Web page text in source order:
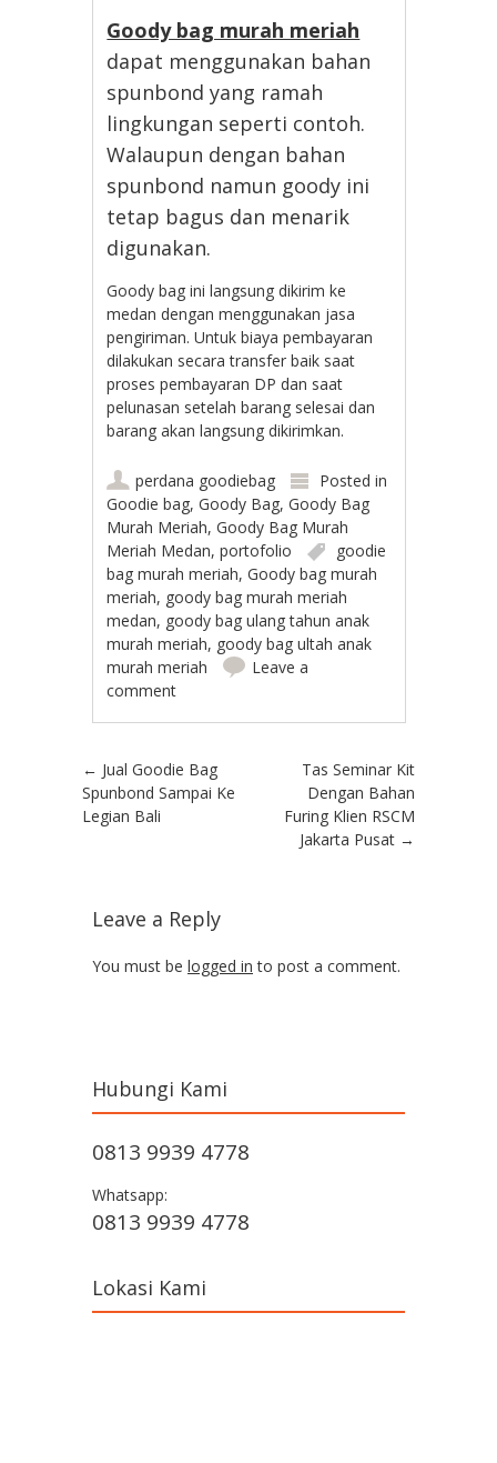
Goody bag murah meriah
dapat menggunakan bahan
spunbond yang ramah
lingkungan seperti contoh.
Walaupun dengan bahan
spunbond namun goody ini
tetap bagus dan menarik
digunakan.
Goody bag ini langsung dikirim ke
medan dengan menggunakan jasa
pengiriman. Untuk biaya pembayaran
dilakukan secara transfer baik saat
proses pembayaran DP dan saat
pelunasan setelah barang selesai dan
barang akan langsung dikirimkan.
perdana goodiebag
Posted in
Goodie bag,Goody Bag,Goody Bag
Murah Meriah,Goody Bag Murah
Meriah Medan,portofolio
goodie
bag murah meriah,Goody bag murah
meriah, goody bag murah meriah
medan, goody bag ulang tahun anak
murah meriah, goody bag ultah anak
murah meriah
Leave a
comment
Post navigation
← Jual Goodie Bag
Spunbond Sampai Ke
Legian Bali
Tas Seminar Kit
Dengan Bahan
Furing Klien RSCM
Jakarta Pusat →
Leave a Reply
You must be logged in to post a comment.
Hubungi Kami
0813 9939 4778
Whatsapp:
0813 9939 4778
Lokasi Kami